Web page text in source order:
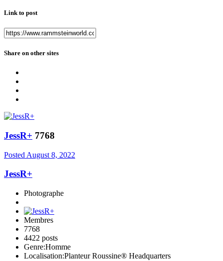
Link to post
Share on other sites
JessR+ 7768
Posted August 8, 2022
JessR+
Photographe
Membres
7768
4422 posts
Genre:Homme
Localisation:Planteur Roussine® Headquarters